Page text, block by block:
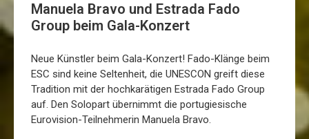
Manuela Bravo und Estrada Fado
Group beim Gala-Konzert
Neue Künstler beim Gala-Konzert! Fado-Klänge beim
ESC sind keine Seltenheit, die UNESCON greift diese
Tradition mit der hochkarätigen Estrada Fado Group
auf. Den Solopart übernimmt die portugiesische
Eurovision-Teilnehmerin Manuela Bravo.